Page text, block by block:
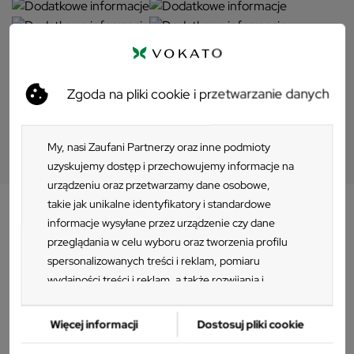
Zgoda na pliki cookie i przetwarzanie danych
My, nasi Zaufani Partnerzy oraz inne podmioty
uzyskujemy dostęp i przechowujemy informacje na
urządzeniu oraz przetwarzamy dane osobowe,
takie jak unikalne identyfikatory i standardowe
informacje wysyłane przez urządzenie czy dane
przeglądania w celu wyboru oraz tworzenia profilu
spersonalizowanych treści i reklam, pomiaru
wydajności treści i reklam, a także rozwijania i
Zaufani Partnerzy możemy korzystać z
precyzyjnych danych geolokalizacyjnych oraz
Więcej informacji Dostosuj pliki cookie
Pliki do pobrania
Pliki 3D
Opis
Krzesło z podłokietnikami Nardi
Plastikowe krzesło to uniwersalny model od włoskiej marki